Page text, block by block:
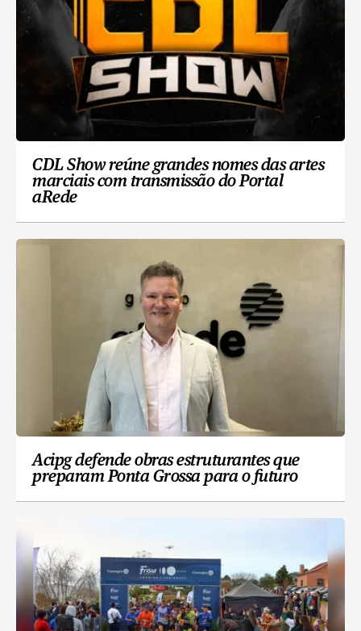
CDL Show reúne grandes nomes das artes
marciais com transmissão do Portal
aRede
Acipg defende obras estruturantes que
preparam Ponta Grossa para o futuro